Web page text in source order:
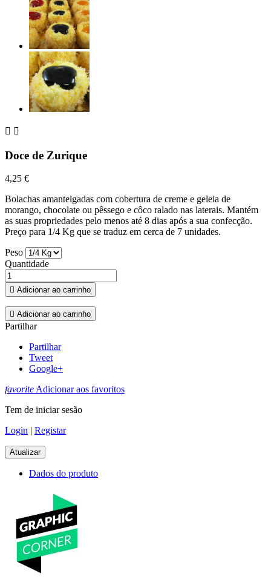
 
Doce de Zurique
4,25 €
Bolachas amanteigadas com cobertura de creme e geleia de
morango, chocolate ou pêssego e côco ralado nas laterais. Mantém
as suas propriedades pelo menos até 8 dias após a sua confecção.
Preço para 1/4 Kg que se traduz em cerca de 7 unidades.
Peso
Quantidade
 Adicionar ao carrinho
 Adicionar ao carrinho
Partilhar
Partilhar
Tweet
Google+
favoriteAdicionar aos favoritos
Tem de iniciar sesão
Login | Registar
Dados do produto